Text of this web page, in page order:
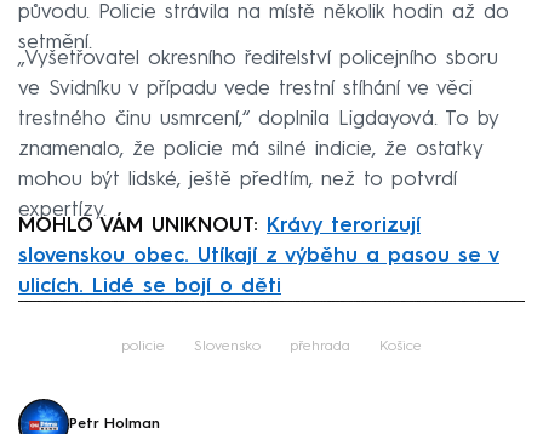
původu. Policie strávila na místě několik hodin až do
setmění.
„Vyšetřovatel okresního ředitelství policejního sboru
ve Svidníku v případu vede trestní stíhání ve věci
trestného činu usmrcení,“ doplnila Ligdayová. To by
znamenalo, že policie má silné indicie, že ostatky
mohou být lidské, ještě předtím, než to potvrdí
expertízy.
MOHLO VÁM UNIKNOUT:
Krávy terorizují
slovenskou obec. Utíkají z výběhu a pasou se v
ulicích. Lidé se bojí o děti
policie Slovensko přehrada Košice
Petr Holman